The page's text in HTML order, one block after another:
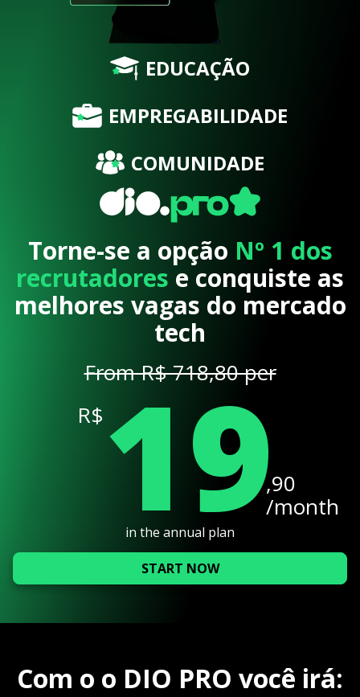
EDUCAÇÃO
EMPREGABILIDADE
COMUNIDADE
Torne-se a opção Nº 1 dos
recrutadores e conquiste as
melhores vagas do mercado
tech
From R$ 718,80 per
R$ 19,90
/month
in the annual plan
START NOW
Com o o DIO PRO você irá: